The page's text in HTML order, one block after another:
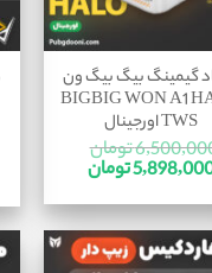
گیمینگ بیگ بیگ ون
BIGBIG WON A1
TWS اورجینال
تومان
تومان